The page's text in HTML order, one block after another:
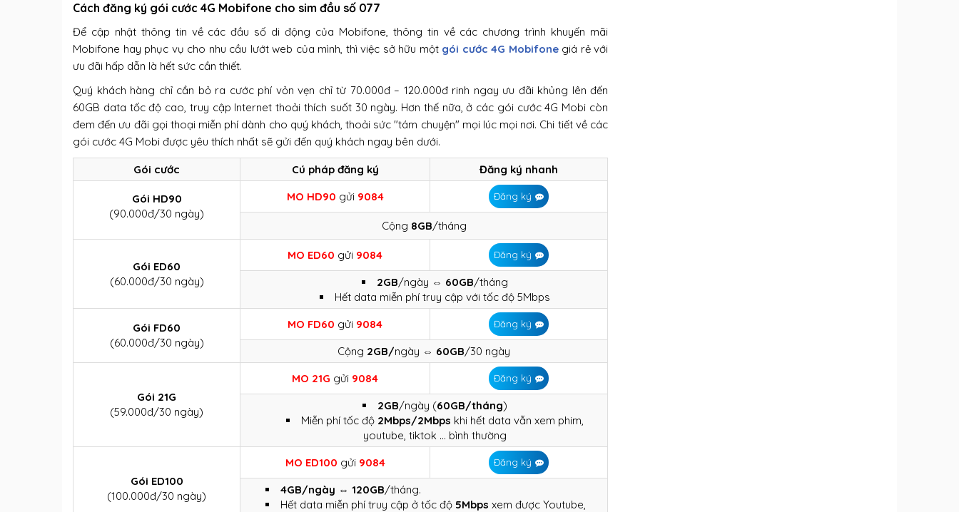
Cách đăng ký gói cước 4G Mobifone cho sim đầu số 077
Để cập nhật thông tin về các đầu số di động của Mobifone, thông tin về các chương trình khuyến mãi
Mobifone hay phục vụ cho nhu cầu lướt web của mình, thì việc sở hữu một gói cước 4G Mobifonegiá rẻ với
ưu đãi hấp dẫn là hết sức cần thiết.
Quý khách hàng chỉ cần bỏ ra cước phí vỏn vẹn chỉ từ 70.000đ – 120.000đ rinh ngay ưu đãi khủng lên đến
60GB data tốc độ cao, truy cập Internet thoải thích suốt 30 ngày. Hơn thế nữa, ở các gói cước 4G Mobi còn
đem đến ưu đãi gọi thoại miễn phí dành cho quý khách, thoải sức "tám chuyện" mọi lúc mọi nơi. Chi tiết về các
gói cước 4G Mobi được yêu thích nhất sẽ gửi đến quý khách ngay bên dưới.
Gói cước Cú pháp đăng ký Đăng ký nhanh
Gói HD90
(90.000đ/30 ngày)
MO HD90 gửi 9084 Đăng ký
Cộng 8GB/tháng
Gói ED60
(60.000đ/30 ngày)
MO ED60 gửi 9084 Đăng ký
2GB/ngày ⇔​ 60GB/tháng
Hết data miễn phí truy cập với tốc độ 5Mbps
Gói FD60
(60.000đ/30 ngày)
MO FD60 gửi 9084 Đăng ký
Cộng 2GB/ngày ⇔ 60GB/30 ngày
Gói 21G
(59.000đ/30 ngày)
MO 21G gửi 9084 Đăng ký
2GB/ngày (60GB/tháng)
Miễn phí tốc độ 2Mbps/2Mbps khi hết data vẫn xem phim,
youtube, tiktok … bình thường
Gói ED100
(100.000đ/30 ngày)
MO ED100 gửi 9084 Đăng ký
4GB/ngày ⇔​ 120GB/tháng.
Hết data miễn phí truy cập ở tốc độ 5Mbps xem được Youtube,